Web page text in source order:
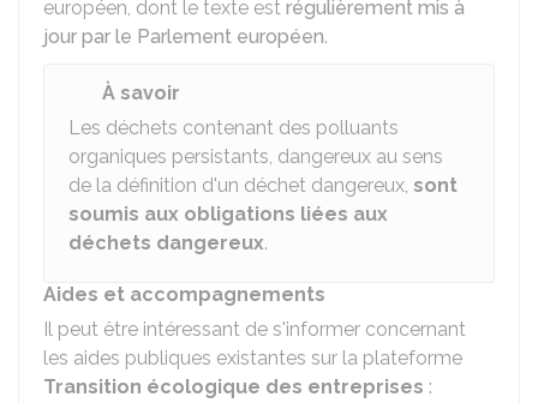
européen, dont le texte est régulièrement mis à
jour par le Parlement européen.
À savoir
Les déchets contenant des polluants
organiques persistants, dangereux au sens
de la définition d'un déchet dangereux, sont
soumis aux obligations liées aux
déchets dangereux.
Aides et accompagnements
Il peut être intéressant de s'informer concernant
les aides publiques existantes sur la plateforme
Transition écologique des entreprises :